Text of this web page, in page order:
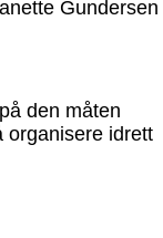
Gundersen
den måten
organisere idrett